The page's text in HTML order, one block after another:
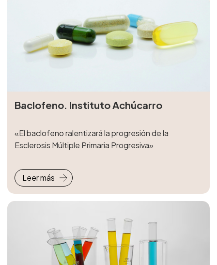
Baclofeno. Instituto Achúcarro
«El baclofeno ralentizará la progresión de la
Esclerosis Múltiple Primaria Progresiva»
Leer más